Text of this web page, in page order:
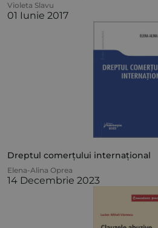
Violeta Slavu
01 Iunie 2017
Dreptul comerțului internațional
Elena-Alina Oprea
14 Decembrie 2023